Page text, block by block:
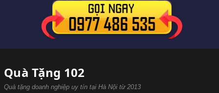
Quà Tặng 102
Quà tặng doanh nghiệp uy tín tại Hà Nội từ 2013